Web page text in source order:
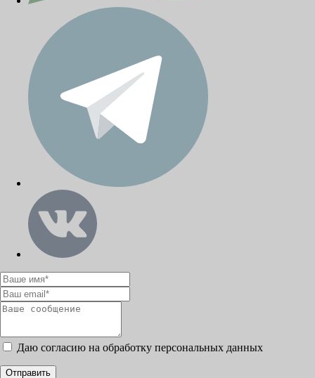
Даю согласию на обработку персональных данных
Отправить